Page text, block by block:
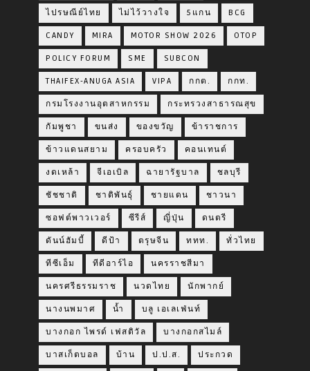
ไปรษณีย์ไทย ไม่ไว้วางใจ 5แกน BCG
CANDY MIRA MOTOR SHOW 2026 OTOP
POLICY FORUM SME SUBCON
THAIFEX-ANUGA ASIA VIPA กกต. กกท.
กรมโรงงานอุตสาหกรรม กระทรวงสาธารณสุข
กัมพูชา ขนส่ง ของขวัญ ข้าราชการ
ข้าวแดนสยาม ครอบครัว คอนเทนต์
งดเหล้า จีเอเบิล ฉายารัฐบาล ชลบุรี
ชัชชาติ ชาติพันธุ์ ชายแดน ชาวนา
ซอฟต์พาวเวอร์ ซีรีส์ ญี่ปุ่น ดนตรี
ดันน์ฮัมบี้ ดีป้า ตรุษจีน ททท. ทั่วไทย
ทีซีเอ็ม ทีดีอาร์ไอ นครราชสีมา
นครศรีธรรมราช นวดไทย นักพากย์
นางนพมาศ น้ำ บลู เอเลเฟ่นท์
บางกอก ไพรด์ เฟสติวัล บางกอกสไมล์
บาสเก็ตบอล บ้าน ป.ป.ส. ประกวด